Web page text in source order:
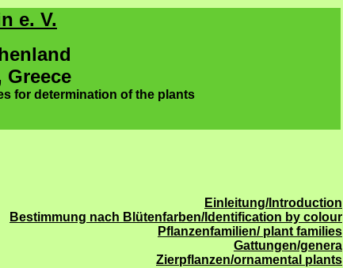
e. V.
for determination of the plants
Einleitung/Introduction
Bestimmung nach Blütenfarben/Identification by colour
Pflanzenfamilien/ plant families
Gattungen/genera
Zierpflanzen/ornamental plants